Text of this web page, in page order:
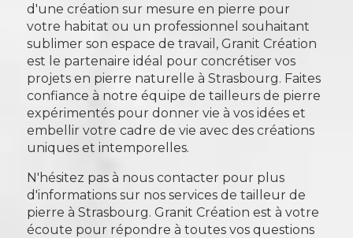
d'une création sur mesure en pierre pour
votre habitat ou un professionnel souhaitant
sublimer son espace de travail, Granit Création
est le partenaire idéal pour concrétiser vos
projets en pierre naturelle à Strasbourg. Faites
confiance à notre équipe de tailleurs de pierre
expérimentés pour donner vie à vos idées et
embellir votre cadre de vie avec des créations
uniques et intemporelles.
N'hésitez pas à nous contacter pour plus
d'informations sur nos services de tailleur de
pierre à Strasbourg. Granit Création est à votre
écoute pour répondre à toutes vos questions